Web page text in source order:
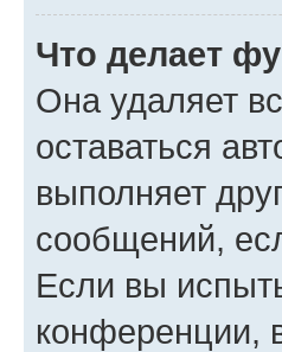
Что делает
Она удаляет
оставаться
выполняет
сообщений,
Если вы
конференции,